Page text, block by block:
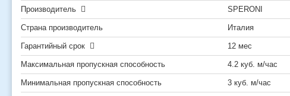
Производитель SPERONI
Страна производитель Италия
Гарантийный срок 12 мес
Максимальная пропускная способность 4.2 куб. м/час
Минимальная пропускная способность 3 куб. м/час